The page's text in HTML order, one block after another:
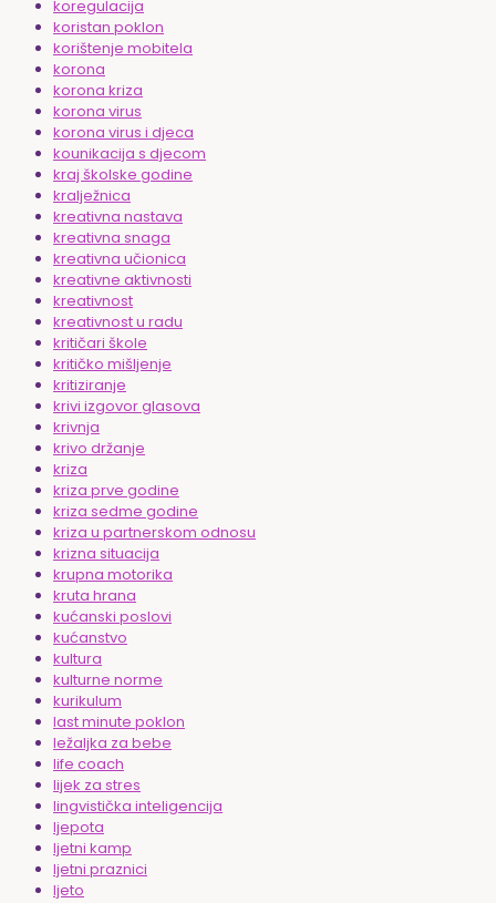
koregulacija
koristan poklon
korištenje mobitela
korona
korona kriza
korona virus
korona virus i djeca
kounikacija s djecom
kraj školske godine
kralježnica
kreativna nastava
kreativna snaga
kreativna učionica
kreativne aktivnosti
kreativnost
kreativnost u radu
kritičari škole
kritičko mišljenje
kritiziranje
krivi izgovor glasova
krivnja
krivo držanje
kriza
kriza prve godine
kriza sedme godine
kriza u partnerskom odnosu
krizna situacija
krupna motorika
kruta hrana
kućanski poslovi
kućanstvo
kultura
kulturne norme
kurikulum
last minute poklon
ležaljka za bebe
life coach
lijek za stres
lingvistička inteligencija
ljepota
ljetni kamp
ljetni praznici
ljeto